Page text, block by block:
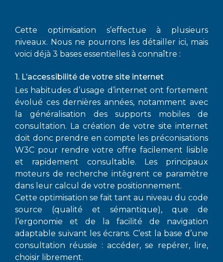
Cette optimisation s’effectue à plusieurs
niveaux. Nous ne pourrons les détailler ici, mais
voici déjà 3 bases essentielles à connaître :
1. L’accessibilité de votre site internet
Les habitudes d’usage d’internet ont fortement
évolué ces dernières années, notamment avec
la généralisation des supports mobiles de
consultation. La création de votre site internet
doit donc prendre en compte les préconisations
W3C pour rendre votre offre facilement lisible
et rapidement consultable. Les principaux
moteurs de recherche intègrent ce paramètre
dans leur calcul de votre positionnement.
Cette optimisation se fait tant au niveau du code
source (qualité et sémantique), que de
l’ergonomie et de la facilité de navigation
adaptable suivant les écrans. C’est la base d’une
consultation réussie : accéder, se repérer, lire,
choisir librement.